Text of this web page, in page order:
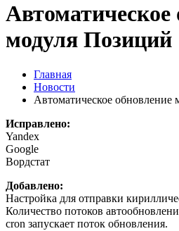
Автоматическое
модуля Позиций
Главная
Новости
Автоматическое обновление
Исправлено:
Yandex
Google
Вордстат
Добавлено:
Настройка для отправки
Количество потоков
cron запускает поток обновления.